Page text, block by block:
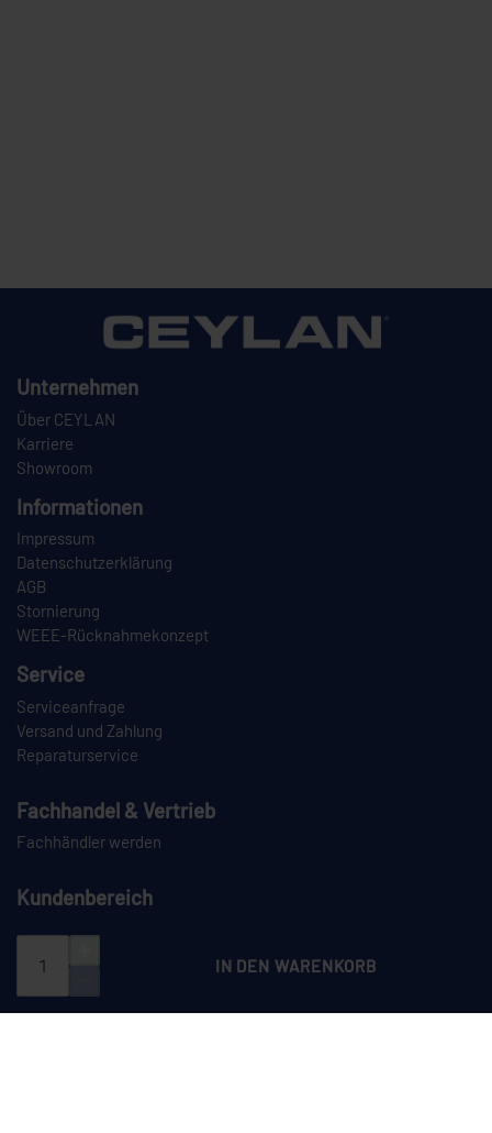
IN DEN WARENKORB
Unternehmen
Über CEYLAN
Karriere
Showroom
Informationen
Impressum
Datenschutzerklärung
AGB
Stornierung
WEEE-Rücknahmekonzept
Service
Serviceanfrage
Versand und Zahlung
Reparaturservice
Fachhandel & Vertrieb
Fachhändler werden
Kundenbereich